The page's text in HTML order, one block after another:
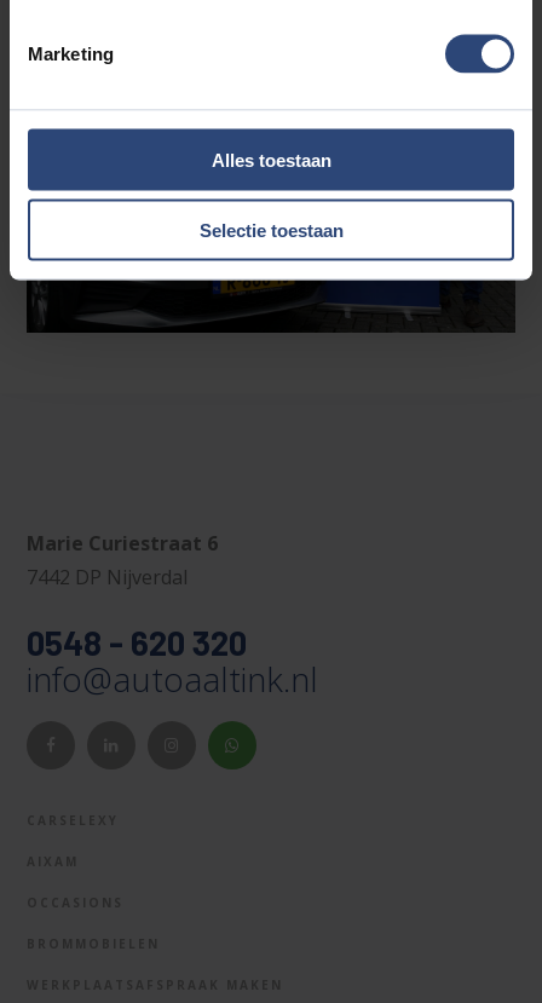
Marketing
Alles toestaan
Selectie toestaan
Marie Curiestraat 6
7442 DP Nijverdal
0548 - 620 320
info@autoaaltink.nl